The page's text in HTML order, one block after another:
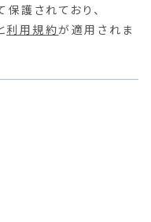
護されており、
利用規約が適用されま